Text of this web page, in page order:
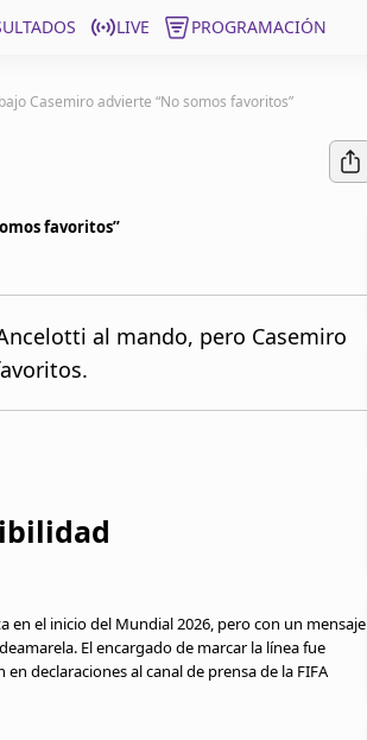
LIVE PROGRAMACIÓN
Casemiro advierte “No somos favoritos”
favoritos”
al mando, pero Casemiro
en el inicio del Mundial 2026, pero con un mensaje
El encargado de marcar la línea fue
declaraciones al canal de prensa de la FIFA